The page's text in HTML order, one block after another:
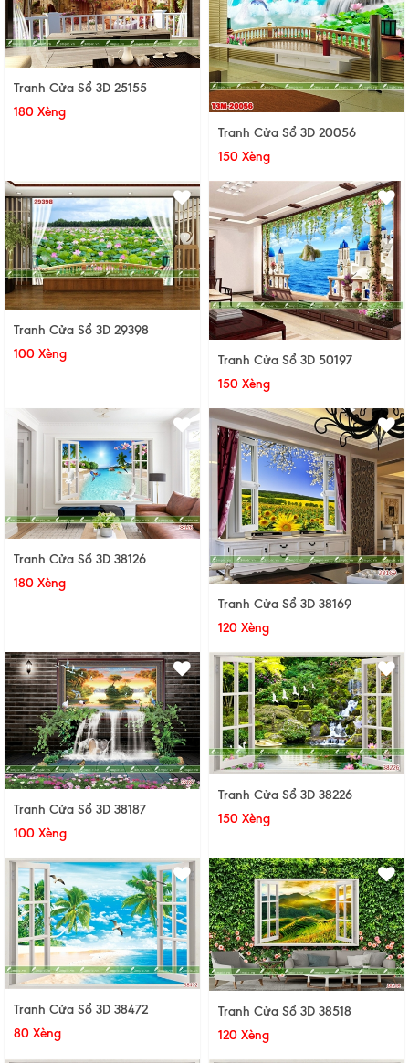
Tranh Cửa Sổ 3D 25155
180 Xèng
Tranh Cửa Sổ 3D 20056
150 Xèng
Tranh Cửa Sổ 3D 29398
100 Xèng
Tranh Cửa Sổ 3D 50197
150 Xèng
Tranh Cửa Sổ 3D 38126
180 Xèng
Tranh Cửa Sổ 3D 38169
120 Xèng
Tranh Cửa Sổ 3D 38187
100 Xèng
Tranh Cửa Sổ 3D 38226
150 Xèng
Tranh Cửa Sổ 3D 38472
80 Xèng
Tranh Cửa Sổ 3D 38518
120 Xèng